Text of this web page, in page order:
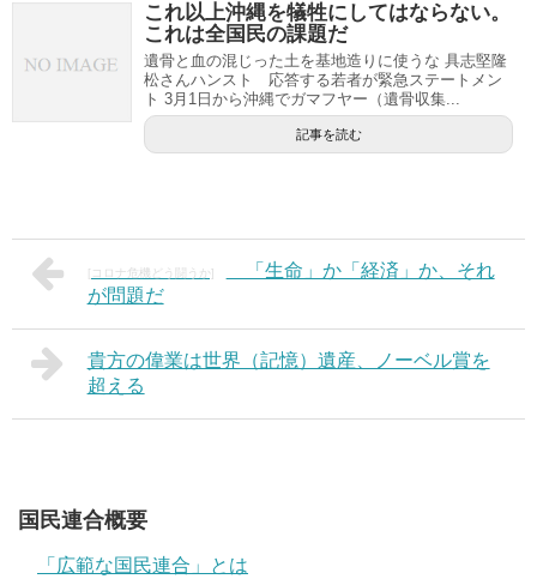
これ以上沖縄を犠牲にしてはならない。
これは全国民の課題だ
遺骨と血の混じった土を基地造りに使うな 具志堅隆
松さんハンスト 応答する若者が緊急ステートメン
ト 3月1日から沖縄でガマフヤー（遺骨収集...
記事を読む
[コロナ危機どう闘うか]
「生命」か「経済」か、それ
が問題だ
貴方の偉業は世界（記憶）遺産、ノーベル賞を
超える
国民連合概要
「広範な国民連合」とは